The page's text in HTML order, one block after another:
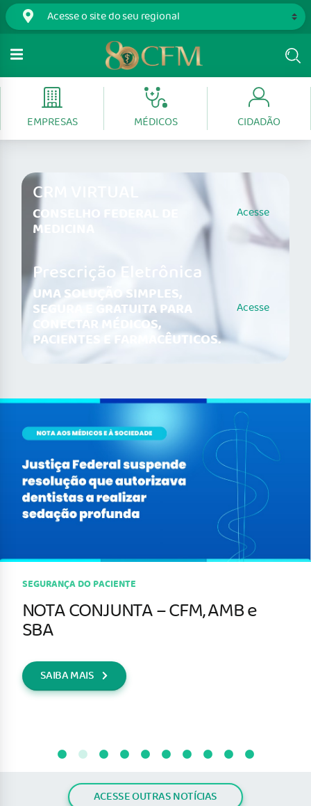
EMPRESAS MÉDICOS CIDADÃO
CRM VIRTUAL
CONSELHO FEDERAL DE
MEDICINA
Acesse
Prescrição Eletrônica
UMA SOLUÇÃO SIMPLES,
SEGURA E GRATUITA PARA
CONECTAR MÉDICOS,
PACIENTES E FARMACÊUTICOS.
Acesse
SEGURANÇA DO PACIENTE
NOTA CONJUNTA – CFM, AMB e
SBA
SAIBA MAIS
ACESSE OUTRAS NOTÍCIAS